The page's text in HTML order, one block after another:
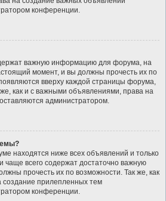
конференции.
важную информацию для форума, на
момент, и вы должны прочесть их по
вверху каждой страницы форума,
как и с важными объявлениями, права на
администратором.
находятся ниже всех объявлений и только
чаще всего содержат достаточно важную
прочесть их по возможности. Так же, как
создание прилепленных тем
конференции.